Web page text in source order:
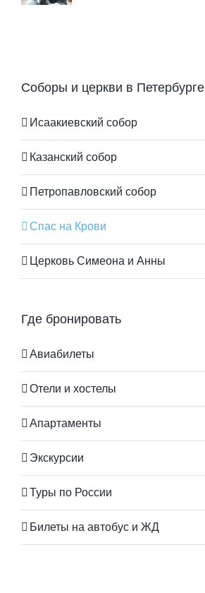
Соборы и церкви в Петербурге
Исаакиевский собор
Казанский собор
Петропавловский собор
Спас на Крови
Церковь Симеона и Анны
Где бронировать
Авиабилеты
Отели и хостелы
Апартаменты
Экскурсии
Туры по России
Билеты на автобус и ЖД